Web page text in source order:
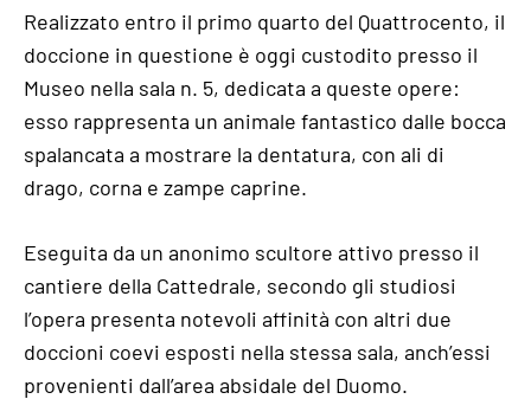
Realizzato entro il primo quarto del Quattrocento, il
doccione in questione è oggi custodito presso il
Museo nella sala n. 5, dedicata a queste opere:
esso rappresenta un animale fantastico dalle bocca
spalancata a mostrare la dentatura, con ali di
drago, corna e zampe caprine.
Eseguita da un anonimo scultore attivo presso il
cantiere della Cattedrale, secondo gli studiosi
l’opera presenta notevoli affinità con altri due
doccioni coevi esposti nella stessa sala, anch’essi
provenienti dall’area absidale del Duomo.